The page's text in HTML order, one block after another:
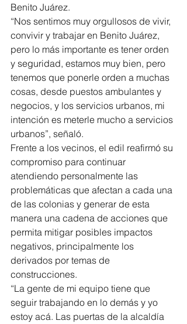
Benito Juárez.
“Nos sentimos muy orgullosos de vivir,
convivir y trabajar en Benito Juárez,
pero lo más importante es tener orden
y seguridad, estamos muy bien, pero
tenemos que ponerle orden a muchas
cosas, desde puestos ambulantes y
negocios, y los servicios urbanos, mi
intención es meterle mucho a servicios
urbanos”, señaló.
Frente a los vecinos, el edil reafirmó su
compromiso para continuar
atendiendo personalmente las
problemáticas que afectan a cada una
de las colonias y generar de esta
manera una cadena de acciones que
permita mitigar posibles impactos
negativos, principalmente los
derivados por temas de
construcciones.
“La gente de mi equipo tiene que
seguir trabajando en lo demás y yo
estoy acá. Las puertas de la alcaldía